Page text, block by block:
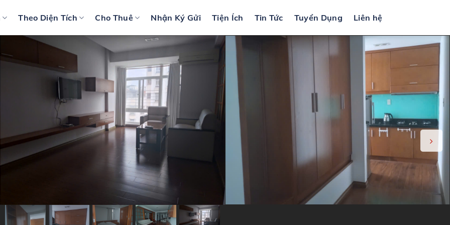
Theo Diện Tích Cho Thuê Nhận Ký Gửi Tiện Ích Tin Tức Tuyển Dụng Liên hệ